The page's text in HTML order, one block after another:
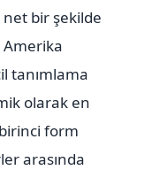
bir şekilde
Amerika
tanımlama
olarak en
form
arasında